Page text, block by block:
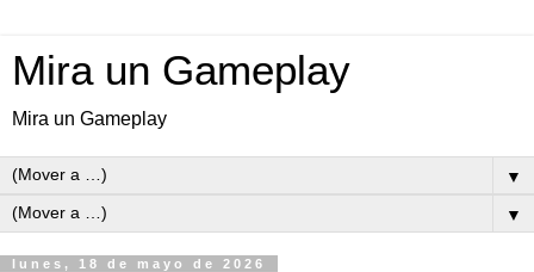
Mira un Gameplay
Mira un Gameplay
▼
▼
lunes, 18 de mayo de 2026